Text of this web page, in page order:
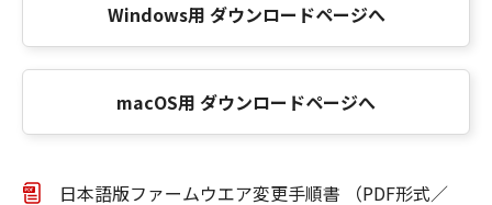
Windows用 ダウンロードページへ
macOS用 ダウンロードページへ
日本語版ファームウエア変更手順書 （PDF形式／